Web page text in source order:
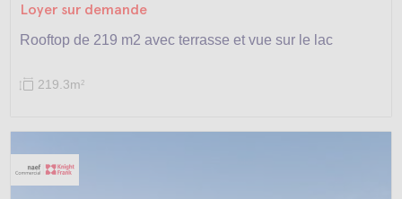
Loyer sur demande
Rooftop de 219 m2 avec terrasse et vue sur le lac
219.3m2